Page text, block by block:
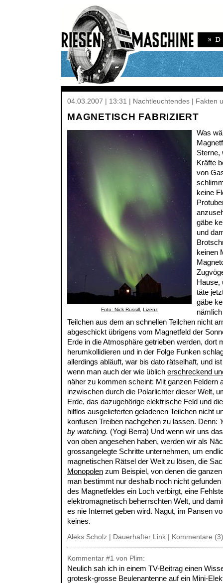
04.03.2007 | 13:31 | Nachtleuchtendes | Fakten
MAGNETISCH FABRIZIERT
Foto: Nick Russill Lizenz
Was
Sterne,
Kräfte
von
keine
gäbe
und
keinen
Hause,
täte
gäbe
Teilchen aus dem an schnellen Teilchen nicht
abgeschickt übrigens vom Magnetfeld der
Erde in die Atmosphäre getrieben werden, dort
herumkollidieren und in der Folge Funken
allerdings abläuft, war bis dato rätselhaft, und
wenn man auch der wie üblich erschreckend
näher zu kommen scheint: Mit ganzen Feldern
inzwischen durch die Polarlichter dieser Welt,
Erde, das dazugehörige elektrische Feld und
hilflos ausgelieferten geladenen Teilchen nicht
konfusen Treiben nachgehen zu lassen. Denn:
by watching. (Yogi Berra) Und wenn wir uns
von oben angesehen haben, werden wir als
grossangelegte Schritte unternehmen, um
magnetischen Rätsel der Welt zu lösen, die
Monopolen zum Beispiel, von denen die
man bestimmt nur deshalb noch nicht
des Magnetfeldes ein Loch verbirgt, eine
elektromagnetisch beherrschten Welt, und
es nie Internet geben wird. Nagut, im Pansen
keines.
Aleks Scholz | Dauerhafter Link Kommentare (3)
Kommentar #1 von Plim:
Neulich sah ich in einem TV-Beitrag einen
grotesk-grosse Beulenantenne auf ein Mini-